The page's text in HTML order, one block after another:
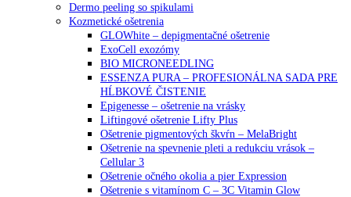
Dermo peeling so spikulami
Kozmetické ošetrenia
GLOWhite – depigmentačné ošetrenie
ExoCell exozómy
BIO MICRONEEDLING
ESSENZA PURA – PROFESIONÁLNA SADA PRE
HĹBKOVÉ ČISTENIE
Epigenesse – ošetrenie na vrásky
Liftingové ošetrenie Lifty Plus
Ošetrenie pigmentových škvŕn – MelaBright
Ošetrenie na spevnenie pleti a redukciu vrások –
Cellular 3
Ošetrenie očného okolia a pier Expression
Ošetrenie s vitamínom C – 3C Vitamin Glow